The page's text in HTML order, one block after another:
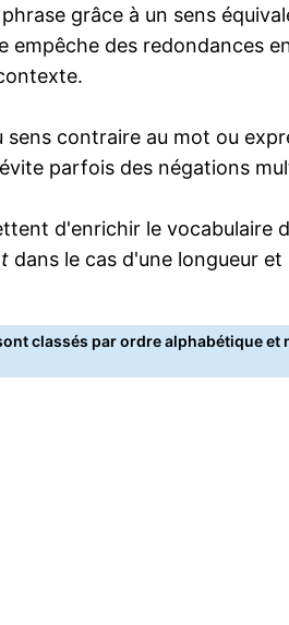
grâce à un sens
empêche des redondances
contraire au mot ou
parfois des négations
d'enrichir le vocabulaire
dans le cas d'une longueur
classés par ordre alphabétique et